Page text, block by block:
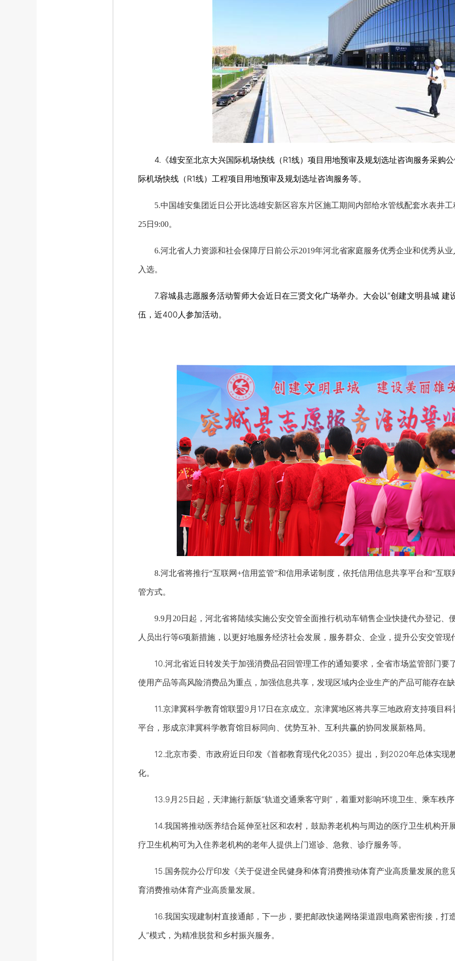
4.《雄安至北京大兴国际机场快线（R1线）项目用地预审及规划选址咨询服务采购
际机场快线（R1线）工程项目用地预审及规划选址咨询服务等。
5.中国雄安集团近日公开比选雄安新区容东片区施工期间内部给水管线配套水表井工
25日9:00。
6.河北省人力资源和社会保障厅日前公示2019年河北省家庭服务优秀企业和优秀从
入选。
7.容城县志愿服务活动誓师大会近日在三贤文化广场举办。大会以“创建文明县城 建
伍，近400人参加活动。
8.河北省将推行“互联网+信用监管”和信用承诺制度，依托信用信息共享平台和“互
管方式。
9.9月20日起，河北省将陆续实施公安交管全面推行机动车销售企业快捷代办登记、
人员出行等6项新措施，以更好地服务经济社会发展，服务群众、企业，提升公安交管现
10.河北省近日转发关于加强消费品召回管理工作的通知要求，全省市场监管部门要
使用产品等高风险消费品为重点，加强信息共享，发现区域内企业生产的产品可能存在
11.京津冀科学教育馆联盟9月17日在京成立。京津冀地区将共享三地政府支持项目
平台，形成京津冀科学教育馆目标同向、优势互补、互利共赢的协同发展新格局。
12.北京市委、市政府近日印发《首都教育现代化2035》提出，到2020年总体实现
化。
13.9月25日起，天津施行新版“轨道交通乘客守则”，着重对影响环境卫生、乘车秩
14.我国将推动医养结合延伸至社区和农村，鼓励养老机构与周边的医疗卫生机构开
疗卫生机构可为入住养老机构的老年人提供上门巡诊、急救、诊疗服务等。
15.国务院办公厅印发《关于促进全民健身和体育消费推动体育产业高质量发展的意
育消费推动体育产业高质量发展。
16.我国实现建制村直接通邮，下一步，要把邮政快递网络渠道跟电商紧密衔接，打
人”模式，为精准脱贫和乡村振兴服务。